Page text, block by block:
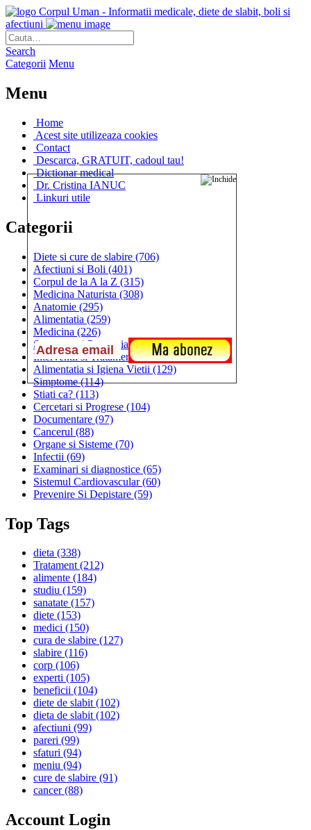
Corpul Uman - Informatii medicale, diete de slabit, boli si
afectiuni
Search
Categorii Menu
Menu
Home
Acest site utilizeaza cookies
Contact
Descarca, GRATUIT, cadoul tau!
Dictionar medical
Dr. Cristina IANUC
Linkuri utile
Categorii
Diete si cure de slabire (706)
Afectiuni si Boli (401)
Corpul de la A la Z (315)
Medicina Naturista (308)
Anatomie (295)
Alimentatia (259)
Medicina (226)
Sanatatea si Preventia(170)
Interventii si Tratamente(167)
Alimentatia si Igiena Vietii (129)
Simptome(114)
Stiati ca? (113)
Cercetari si Progrese (104)
Documentare (97)
Cancerul (88)
Organe si Sisteme (70)
Infectii (69)
Examinari si diagnostice (65)
Sistemul Cardiovascular(60)
Prevenire Si Depistare (59)
Top Tags
dieta (338)
Tratament(212)
alimente (184)
studiu (159)
sanatate (157)
diete (153)
medici (150)
cura de slabire (127)
slabire (116)
corp (106)
experti (105)
beneficii (104)
diete de slabit(102)
dieta de slabit(102)
afectiuni (99)
pareri (99)
sfaturi (94)
meniu (94)
cure de slabire (91)
cancer(88)
Account Login